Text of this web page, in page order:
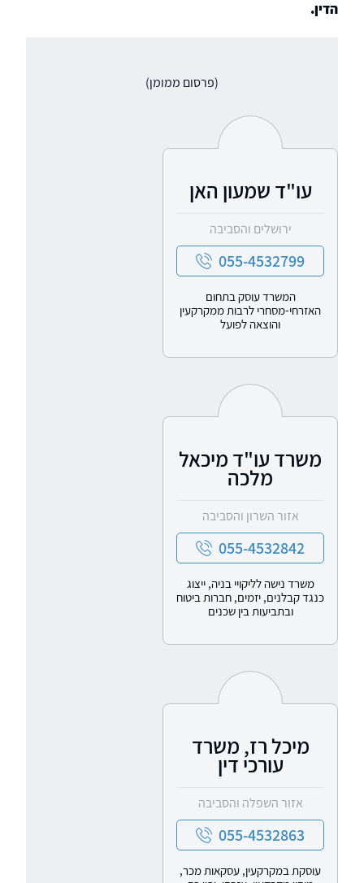
הדין.
(פרסום ממומן)
עו"ד שמעון האן
ירושלים והסביבה
055-4532799
המשרד עוסק בתחום
האזרחי-מסחרי לרבות ממקרקעין
והוצאה לפועל
משרד עו"ד מיכאל
מלכה
אזור השרון והסביבה
055-4532842
משרד נישה לליקויי בניה, ייצוג
כנגד קבלנים, יזמים, חברות ביטוח
ובתביעות בין שכנים
מיכל רז, משרד
עורכי דין
אזור השפלה והסביבה
055-4532863
עוסקת במקרקעין, עסקאות מכר,